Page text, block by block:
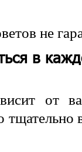
не
в
от